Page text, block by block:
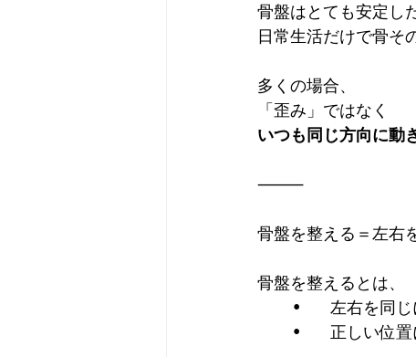
骨盤はとても安定し
日常生活だけで骨そ
多くの場合、
「歪み」ではなく
いつも同じ方向に動
⸻
骨盤を整える＝左右
骨盤を整えるとは、
•	左右を同
•	正しい位